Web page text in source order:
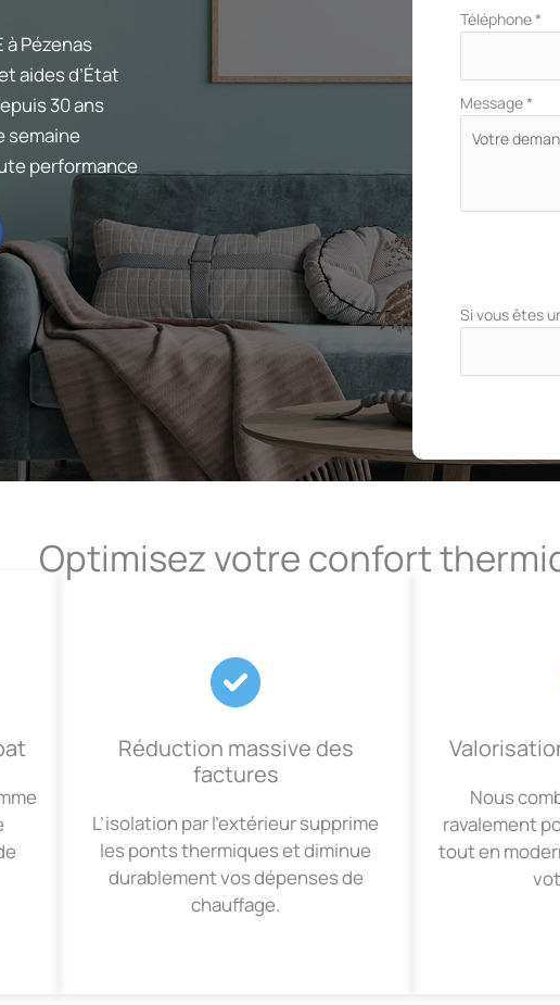
Pézenas
aides d’État
30 ans
semaine
performance
Téléphone*
Message*
Si vous êtes
Optimisez votre confort
Réduction massive des
factures
L’isolation par l’extérieur supprime
les ponts thermiques et diminue
durablement vos dépenses de
chauffage.
Nous
ravalement
tout en